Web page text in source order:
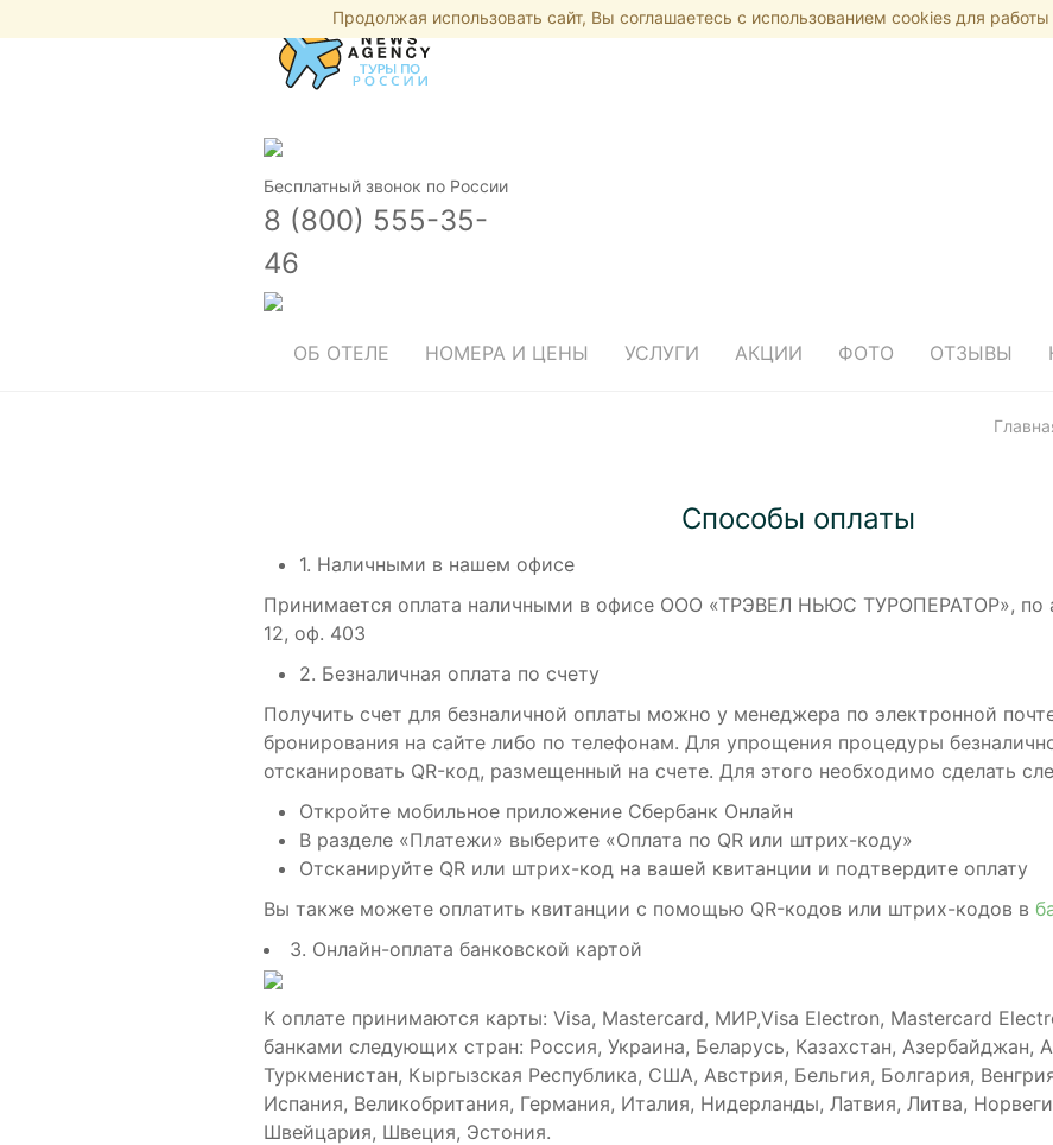
Бесплатный звонок по России
8 (800) 555-35-
46
ОБ ОТЕЛЕ НОМЕРА И ЦЕНЫ УСЛУГИ АКЦИИ ФОТО ОТЗЫВЫ
Способы оплаты
1. Наличными в нашем офисе
Принимается оплата наличными в офисе ООО «ТРЭВЕЛ НЬЮС ТУРОПЕРАТОР», по
12, оф. 403
2. Безналичная оплата по счету
Получить счет для безналичной оплаты можно у менеджера по электронной
бронирования на сайте либо по телефонам. Для упрощения процедуры
отсканировать QR-код, размещенный на счете. Для этого необходимо сделать
Откройте мобильное приложение Сбербанк Онлайн
В разделе «Платежи» выберите «Оплата по QR или штрих-коду»
Отсканируйте QR или штрих-код на вашей квитанции и подтвердите оплату
Вы также можете оплатить квитанции с помощью QR-кодов или штрих-кодов в
3. Онлайн-оплата банковской картой
К оплате принимаются карты: Visa, Mastercard, МИР,Visa Electron, Mastercard
банками следующих стран: Россия, Украина, Беларусь, Казахстан, Азербайджан,
Туркменистан, Кыргызская Республика, США, Австрия, Бельгия, Болгария,
Испания, Великобритания, Германия, Италия, Нидерланды, Латвия, Литва,
Швейцария, Швеция, Эстония.
Продолжая использовать сайт, Вы соглашаетесь с использованием cookies для работы